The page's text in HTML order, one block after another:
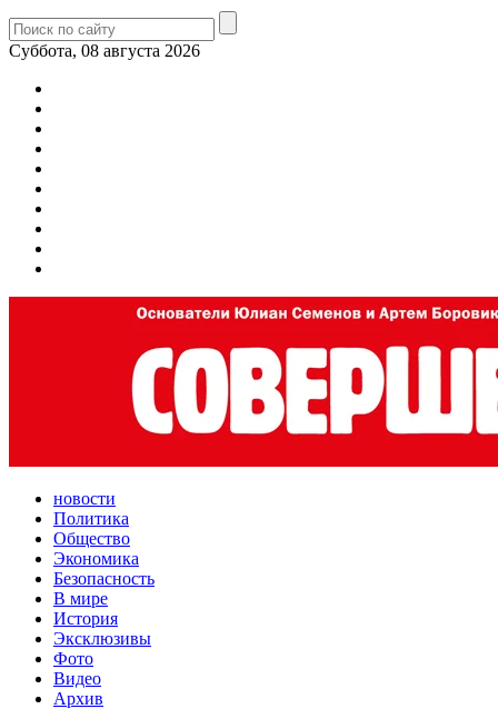
Суббота, 08 августа 2026
новости
Политика
Общество
Экономика
Безопасность
В мире
История
Эксклюзивы
Фото
Видео
Архив